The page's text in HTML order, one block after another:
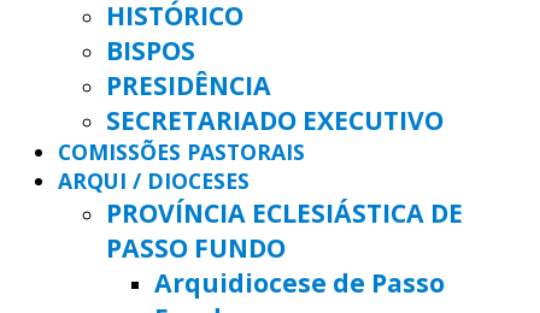
HISTÓRICO
BISPOS
PRESIDÊNCIA
SECRETARIADO EXECUTIVO
COMISSÕES PASTORAIS
ARQUI / DIOCESES
PROVÍNCIA ECLESIÁSTICA DE
PASSO FUNDO
Arquidiocese de Passo